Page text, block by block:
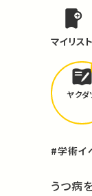
マイリスト
ヤクダ
#学術イ
うつ病